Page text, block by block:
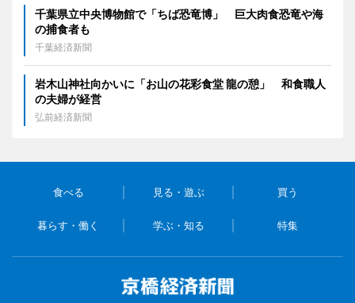
千葉県立中央博物館で「ちば恐竜博」 巨大肉食恐竜や海
の捕食者も
千葉経済新聞
岩木山神社向かいに「お山の花彩食堂 龍の憩」 和食職人
の夫婦が経営
弘前経済新聞
食べる 見る・遊ぶ 買う
暮らす・働く 学ぶ・知る 特集